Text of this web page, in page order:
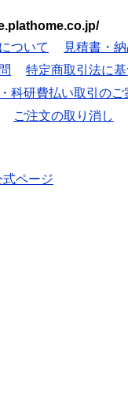
ついて
見積書・
特定商取引法に
科研費払い取引のご
ご注文の取り消し
ページ